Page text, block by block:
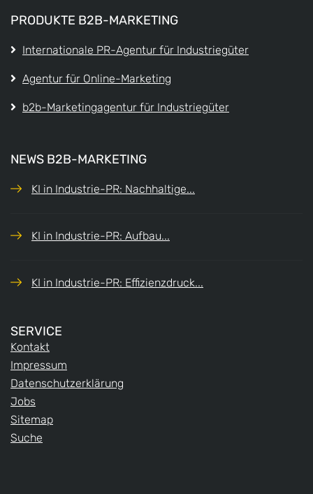
PRODUKTE B2B-MARKETING
Internationale PR-Agentur für Industriegüter
Agentur für Online-Marketing
b2b-Marketingagentur für Industriegüter
NEWS B2B-MARKETING
KI in Industrie-PR: Nachhaltige...
KI in Industrie-PR: Aufbau...
KI in Industrie-PR: Effizienzdruck...
SERVICE
Kontakt
Impressum
Datenschutzerklärung
Jobs
Sitemap
Suche